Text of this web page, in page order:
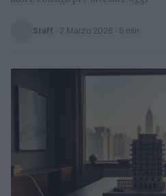
Staff · 2 Marzo 2026 · 5 min